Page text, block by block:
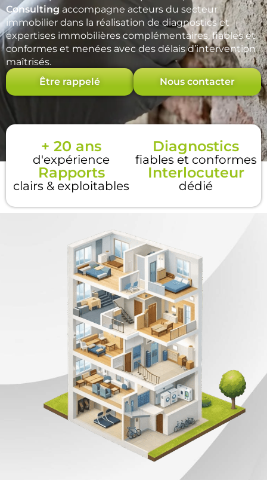
Consulting accompagne acteurs du secteur
immobilier dans la réalisation de diagnostics et
expertises immobilières complémentaires, fiables et
conformes et menées avec des délais d’intervention
maîtrisés.
Être rappelé Nous contacter
+ 20 ans
d'expérience
Diagnostics
fiables et conformes
Rapports
clairs & exploitables
Interlocuteur
dédié